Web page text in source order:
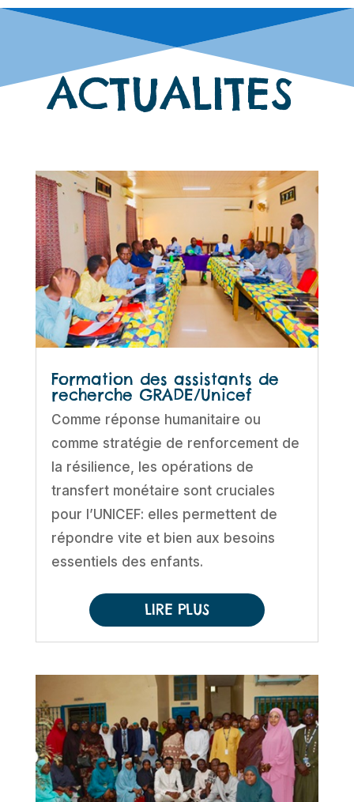
ACTUALITES
Formation des assistants de
recherche GRADE/Unicef
Comme réponse humanitaire ou
comme stratégie de renforcement de
la résilience, les opérations de
transfert monétaire sont cruciales
pour l’UNICEF: elles permettent de
répondre vite et bien aux besoins
essentiels des enfants.
LIRE PLUS